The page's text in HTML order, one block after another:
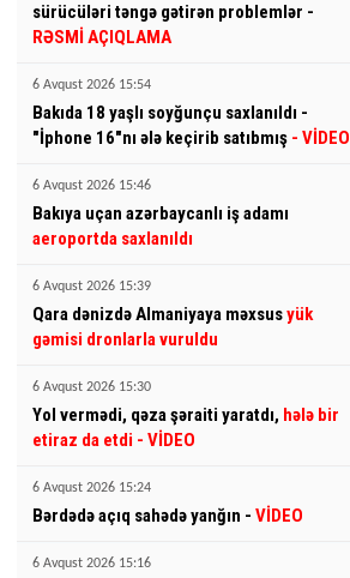
sürücüləri təngə gətirən problemlər -
RƏSMİ AÇIQLAMA
6 Avqust 2026 15:54
Bakıda 18 yaşlı soyğunçu saxlanıldı -
"İphone 16"nı ələ keçirib satıbmış - VİDEO
6 Avqust 2026 15:46
Bakıya uçan azərbaycanlı iş adamı
aeroportda saxlanıldı
6 Avqust 2026 15:39
Qara dənizdə Almaniyaya məxsusyük
gəmisi dronlarla vuruldu
6 Avqust 2026 15:30
Yol vermədi, qəza şəraiti yaratdı, hələ bir
etiraz da etdi - VİDEO
6 Avqust 2026 15:24
Bərdədə açıq sahədə yanğın - VİDEO
6 Avqust 2026 15:16